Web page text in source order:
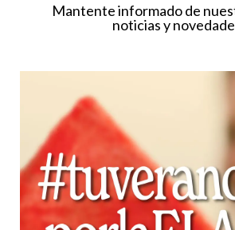
Mantente informado de
noticias y